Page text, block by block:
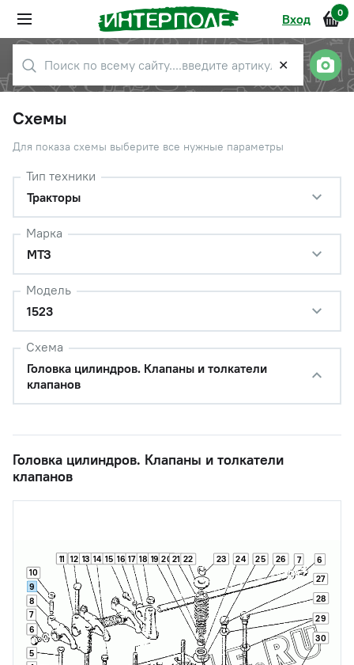
Вход 0
✕
Схемы
Для показа схемы выберите все нужные параметры
Тип техники
Тракторы
Марка
МТЗ
Модель
1523
Схема
Головка цилиндров. Клапаны и толкатели
клапанов
Головка цилиндров. Клапаны и толкатели
клапанов
5
6
6
7
7
8
9
10
11 12 13 14 15 16 17 18 19 20 21 22 23 24 25
26
27
28
29
30